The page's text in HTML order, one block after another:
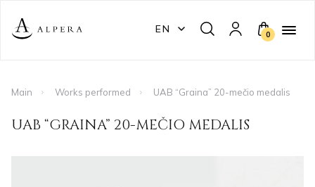
EN 0
Main Works performed UAB “Graina” 20-mečio medalis
UAB “GRAINA” 20-MEČIO MEDALIS